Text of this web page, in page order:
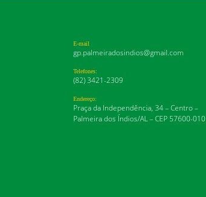
E-mail
gp.palmeiradosindios@gmail.com
Telefones:
(82) 3421-2309
Endereço:
Praça da Independência, 34 – Centro –
Palmeira dos Índios/AL – CEP 57600-010